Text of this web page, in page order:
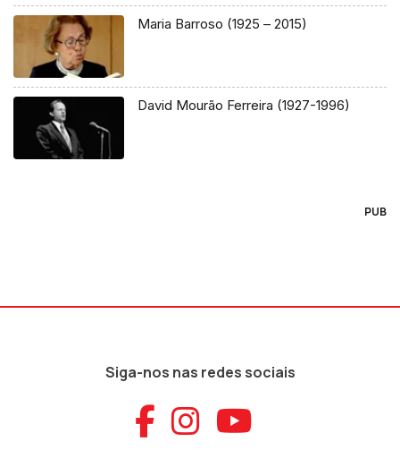
Maria Barroso (1925 – 2015)
David Mourão Ferreira (1927-1996)
PUB
Siga-nos nas redes sociais
Aceder ao
Aceder ao
Aceder